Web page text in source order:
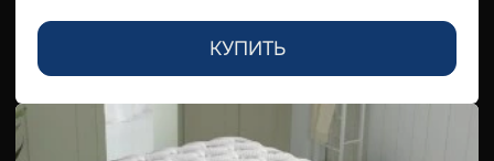
КУПИТЬ